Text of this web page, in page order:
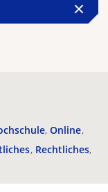
Online
Rechtliches